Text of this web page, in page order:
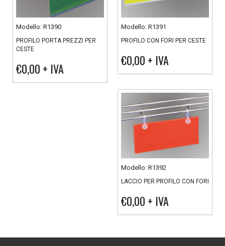
Modello: R1390
PROFILO PORTA PREZZI PER
CESTE
€0,00 + IVA
Modello: R1391
PROFILO CON FORI PER CESTE
€0,00 + IVA
Modello: R1392
LACCIO PER PROFILO CON FORI
€0,00 + IVA